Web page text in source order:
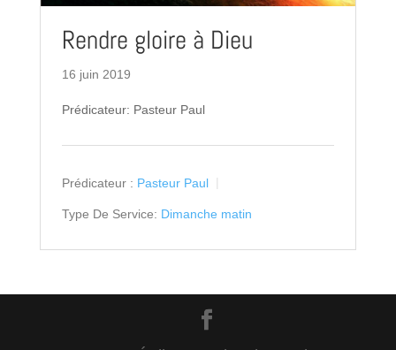
Rendre gloire à Dieu
16 juin 2019
Prédicateur: Pasteur Paul
Prédicateur : Pasteur Paul
Type De Service: Dimanche matin